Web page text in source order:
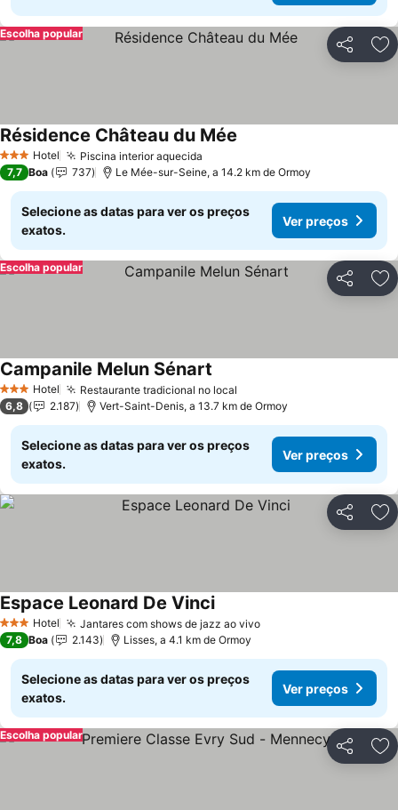
Partilhar
Escolha popular
3 EstrelasHotel Piscina interior aquecida
Résidence Château du Mée
7,7 Boa 737 Le Mée-sur-Seine, a 14.2 km de Ormoy
Selecione as datas para ver os preços
exatos.
Ver preços
Partilhar
Escolha popular
3 EstrelasHotel Restaurante tradicional no local
Campanile Melun Sénart
6,8 2.187 Vert-Saint-Denis, a 13.7 km de Ormoy
Selecione as datas para ver os preços
exatos.
Ver preços
Partilhar
3 EstrelasHotel Jantares com shows de jazz ao vivoVer preços
Espace Leonard De VinciVer preços
7,8 Boa 2.143 Lisses, a 4.1 km de Ormoy
Selecione as datas para ver os preços
exatos.
Ver preços
Partilhar
Escolha popular